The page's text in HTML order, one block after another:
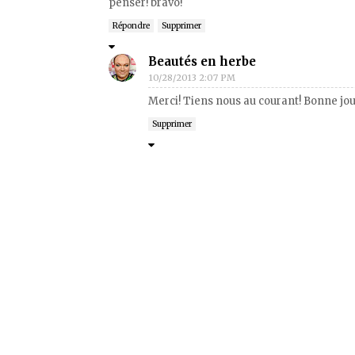
penser! bravo!
Répondre Supprimer
Beautés en herbe
10/28/2013 2:07 PM
Merci! Tiens nous au courant! Bonne
Supprimer